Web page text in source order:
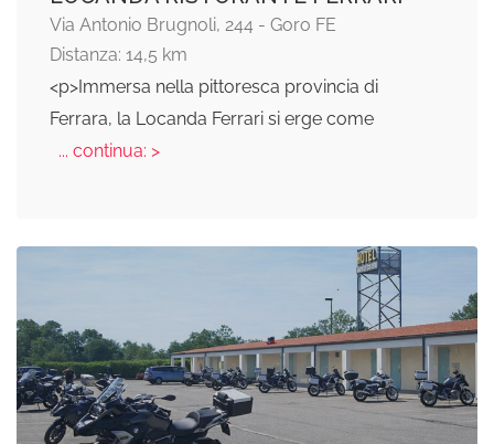
Via Antonio Brugnoli, 244 - Goro FE
Distanza: 14,5 km
<p>Immersa nella pittoresca provincia di
Ferrara, la Locanda Ferrari si erge come
... continua: >